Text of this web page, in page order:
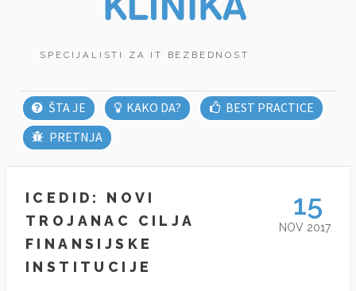
ŠTA JE KAKO DA?
BEST PRACTICE
PRETNJA
ICEDID: NOVI
TROJANAC CILJA
FINANSIJSKE
INSTITUCIJE
15
NOV 2017
SPECIJALISTI ZA IT BEZBEDNOST